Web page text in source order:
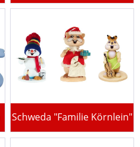
Schweda "Familie Körnlein"